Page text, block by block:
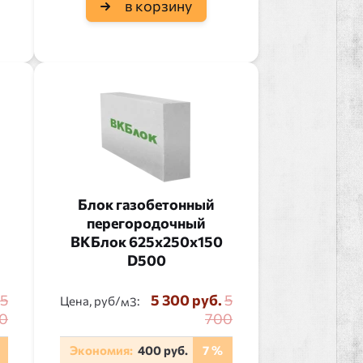
в корзину
5
Блок газобетонный
перегородочный
ВКБлок 625x250x150
D500
Цена, руб/ : 5 300 руб.5
700
Экономия: 400 руб. 7 %